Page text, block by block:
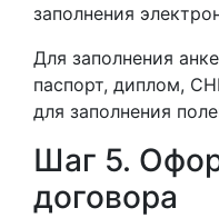
заполнения
Для заполнения
паспорт, диплом,
для заполнения
Шаг 5.
договора